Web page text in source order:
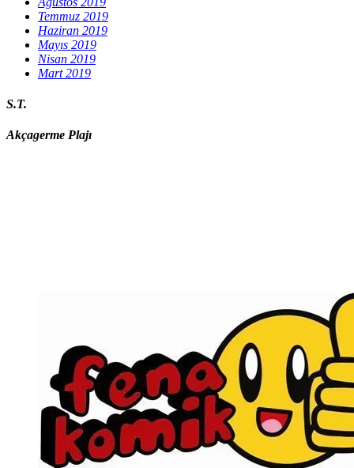
Temmuz 2019
Haziran 2019
Mayıs 2019
Nisan 2019
Mart 2019
S.T.
Akçagerme Plajı